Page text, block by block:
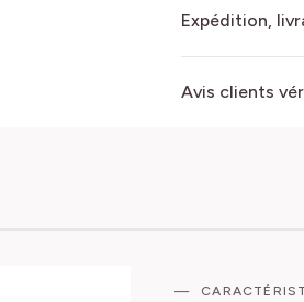
Expédition,
Avis clients